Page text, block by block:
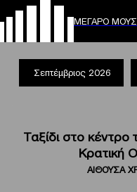
ΜΕΓΑΡΟ
Σεπτέμβριος 2026
Ταξίδι στο κέντρο
Κρατική
ΑΙΘΟΥΣΑ